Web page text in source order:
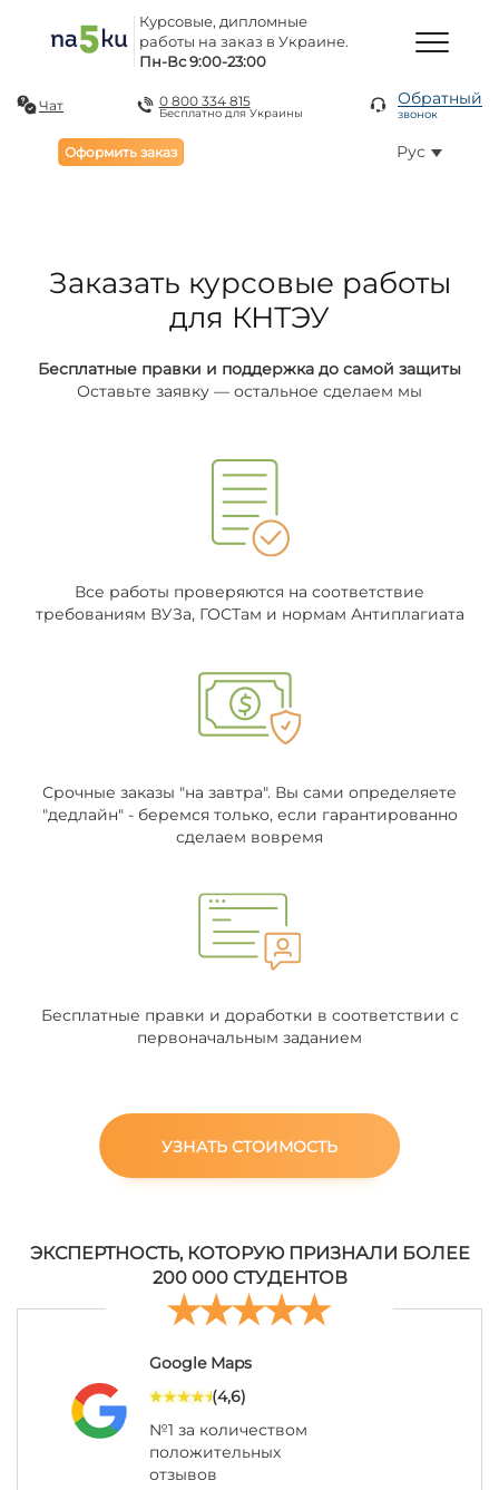
Курсовые, дипломные
работы на заказ в Украине.
Пн-Вс 9:00-23:00
Чат 0 800 334 815
Бесплатно для Украины
Обратный
звонок
Оформить заказ Рус
Заказать курсовые работы
для КНТЭУ
Бесплатные правки и поддержка до самой защиты
Оставьте заявку — остальное сделаем мы
Все работы проверяются на соответствие
требованиям ВУЗа, ГОСТам и нормам Антиплагиата
Срочные заказы "на завтра". Вы сами определяете
"дедлайн" - беремся только, если гарантированно
сделаем вовремя
Бесплатные правки и доработки в соответствии с
первоначальным заданием
УЗНАТЬ СТОИМОСТЬ
ЭКСПЕРТНОСТЬ, КОТОРУЮ ПРИЗНАЛИ БОЛЕЕ
200 000 СТУДЕНТОВ
Google Maps
(4,6)
№1 за количеством
положительных
отзывов